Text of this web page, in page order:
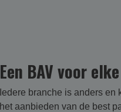
Een BAV voor
Iedere branche is anders
het aanbieden van de best